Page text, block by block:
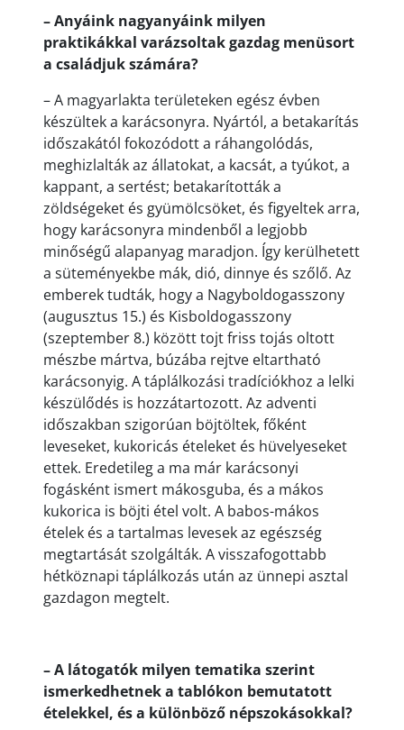
– Anyáink nagyanyáink milyen
praktikákkal varázsoltak gazdag menüsort
a családjuk számára?
– A magyarlakta területeken egész évben
készültek a karácsonyra. Nyártól, a betakarítás
időszakától fokozódott a ráhangolódás,
meghizlalták az állatokat, a kacsát, a tyúkot, a
kappant, a sertést; betakarították a
zöldségeket és gyümölcsöket, és figyeltek arra,
hogy karácsonyra mindenből a legjobb
minőségű alapanyag maradjon. Így kerülhetett
a süteményekbe mák, dió, dinnye és szőlő. Az
emberek tudták, hogy a Nagyboldogasszony
(augusztus 15.) és Kisboldogasszony
(szeptember 8.) között tojt friss tojás oltott
mészbe mártva, búzába rejtve eltartható
karácsonyig. A táplálkozási tradíciókhoz a lelki
készülődés is hozzátartozott. Az adventi
időszakban szigorúan böjtöltek, főként
leveseket, kukoricás ételeket és hüvelyeseket
ettek. Eredetileg a ma már karácsonyi
fogásként ismert mákosguba, és a mákos
kukorica is böjti étel volt. A babos-mákos
ételek és a tartalmas levesek az egészség
megtartását szolgálták. A visszafogottabb
hétköznapi táplálkozás után az ünnepi asztal
gazdagon megtelt.
– A látogatók milyen tematika szerint
ismerkedhetnek a tablókon bemutatott
ételekkel, és a különböző népszokásokkal?